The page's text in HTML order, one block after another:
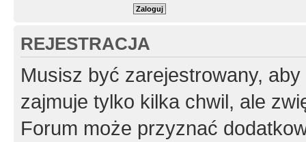
REJESTRACJA
Musisz być zarejestrowany,
zajmuje tylko kilka chwil, ale
Forum może przyznać